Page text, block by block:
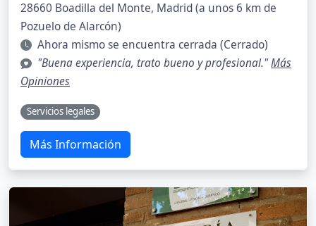
28660 Boadilla del Monte, Madrid (a unos 6 km de
Pozuelo de Alarcón)
Ahora mismo se encuentra cerrada (Cerrado)
"Buena experiencia, trato bueno y profesional."Más
Opiniones
Servicios legales
Más Información